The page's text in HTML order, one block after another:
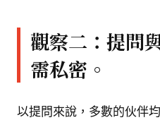
觀察二：提問
需私密。
以提問來說，多數的伙伴